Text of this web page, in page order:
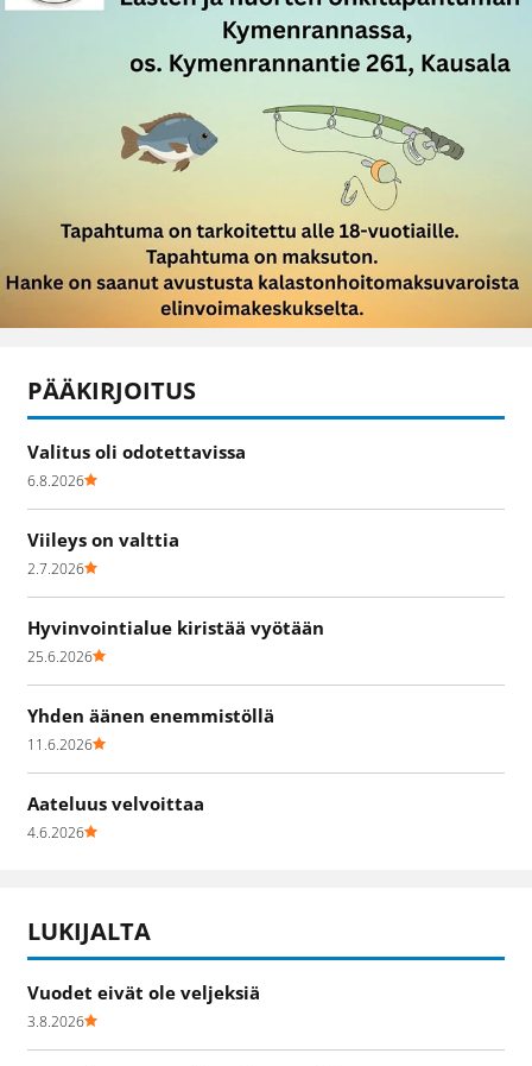
PÄÄKIRJOITUS
Valitus oli odotettavissa
6.8.2026
Viileys on valttia
2.7.2026
Hyvinvointialue kiristää vyötään
25.6.2026
Yhden äänen enemmistöllä
11.6.2026
Aateluus velvoittaa
4.6.2026
LUKIJALTA
Vuodet eivät ole veljeksiä
3.8.2026